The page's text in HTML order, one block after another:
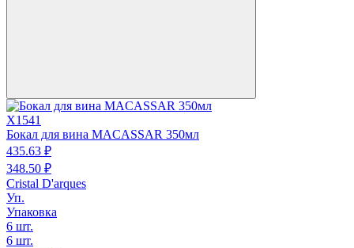
X1541
Бокал для вина MACASSAR 350мл
435.63 ₽
348.50 ₽
Cristal D'arques
Уп.
Упаковка
6 шт.
6 шт.